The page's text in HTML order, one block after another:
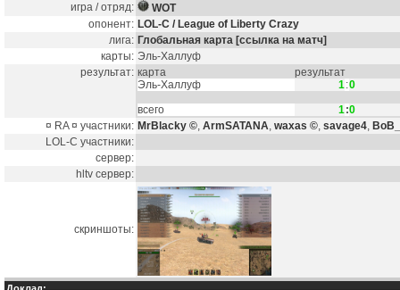
игра / отряд:
WOT
опонент: LOL-C / League of Liberty Crazy
лига: Глобальная карта [ссылка на матч]
карты: Эль-Халлуф
результат: карта
результат
Эль-Халлуф
1:0
всего
1:0
¤ RA ¤ участники: MrBlacky ©, ArmSATANA, waxas ©, savage4,
LOL-C участники:
сервер:
hltv сервер:
скриншоты: